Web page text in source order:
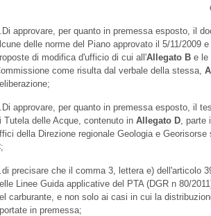
approvare, per quanto in premessa esposto, il
delle norme del Piano approvato il 5/11/2009
di modifica d'ufficio di cui all'Allegato B e le
come risulta dal verbale della stessa,
approvare, per quanto in premessa esposto, il
Tutela delle Acque, contenuto in Allegato D, parte
della Direzione regionale Geologia e
;
precisare che il comma 3, lettera e) dell'articolo
Linee Guida applicative del PTA (DGR n 80/
carburante, e non solo ai casi in cui la
in premessa;